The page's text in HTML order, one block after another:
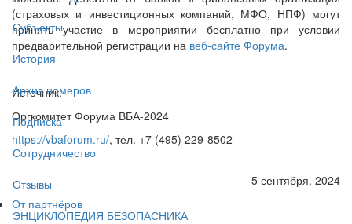
Субъекты
История
Архив номеров
Подписка
Сотрудничество
Отзывы
ЭНЦИКЛОПЕДИЯ БЕЗОПАСНИКА
(страховых и инвестиционных компаний, МФО, НПФ) могут
принять участие в мероприятии бесплатно при условии
предварительной регистрации на веб-сайте Форума.
Источник:
Оргкомитет Форума ВБА-2024
https://vbaforum.ru/, тел. +7 (495) 229-8502
5 сентября, 2024
От партнёров